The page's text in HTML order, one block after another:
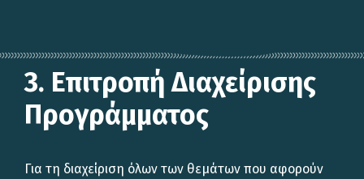
3. Επιτροπή Διαχείρισης
Προγράμματος
Για τη διαχείριση όλων των θεμάτων που αφορούν